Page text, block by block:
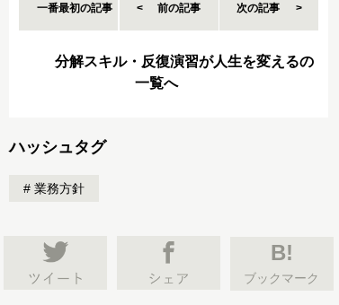
一番最初の記事 前の記事 次の記事
分解スキル・反復演習が人生を変えるの
一覧へ
ハッシュタグ
業務方針
B!
ブックマーク